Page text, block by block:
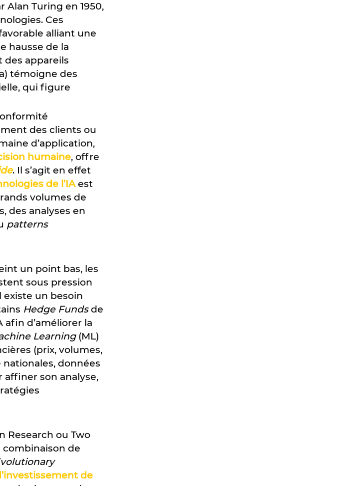
Alan Turing en 1950,
Ces
alliant une
hausse de la
des appareils
témoigne des
qui figure
des clients ou
d’application,
humaine, offre
. Il s’agit en effet
de l’IAest
volumes de
des analyses en
patterns
un point bas, les
sous pression
existe un besoin
Hedge Fundsde
d’améliorer la
Learning (ML)
(prix, volumes,
données
affiner son analyse,
Research ou Two
combinaison de
de